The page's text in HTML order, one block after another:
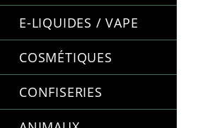
E-LIQUIDES / VAPE
COSMÉTIQUES
CONFISERIES